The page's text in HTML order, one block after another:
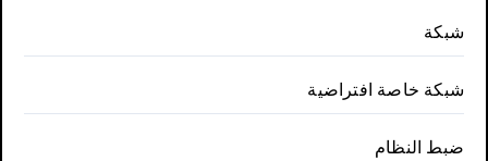
شبكة
شبكة خاصة افتراضية
ضبط النظام